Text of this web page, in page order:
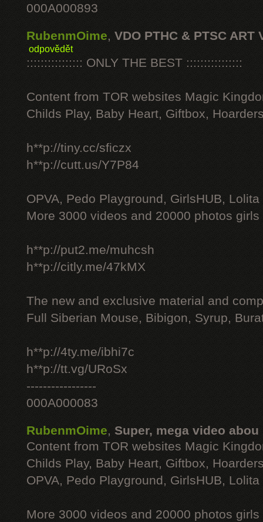
000A000893
RubenmOime, VDO PTHC & PTSC ART
odpovědět
:::::::::::::::: ONLY THE BEST ::::::::::::::::
Content from TOR websites Magic
Childs Play, Baby Heart, Giftbox,
h**p://tiny.cc/sficzx
h**p://cutt.us/Y7P84
OPVA, Pedo Playground, GirlsHUB, Lolita
More 3000 videos and 20000 photos
h**p://put2.me/muhcsh
h**p://citly.me/47kMX
The new and exclusive material and
Full Siberian Mouse, Bibigon, Syrup,
h**p://4ty.me/ibhi7c
h**p://tt.vg/URoSx
-----------------
000A000083
RubenmOime, Super, mega video abou
Content from TOR websites Magic
Childs Play, Baby Heart, Giftbox,
OPVA, Pedo Playground, GirlsHUB, Lolita
More 3000 videos and 20000 photos